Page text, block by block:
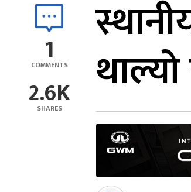
1
COMMENTS
2.6K
SHARES